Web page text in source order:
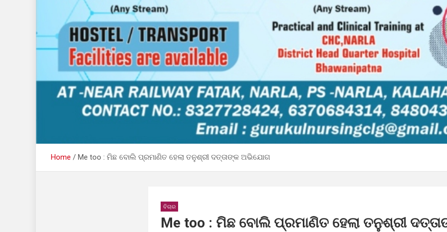
Home Me too : ମିଛ ବୋଲି ପ୍ରମାଣିତ ହେଲା ତନୁଶ୍ରୀ ଦତ୍ତାଙ୍କ ଅଭିଯୋଗ
ବିଚାର
Me too : ମିଛ ବୋଲି ପ୍ରମାଣିତ ହେଲା ତନୁଶ୍ରୀ